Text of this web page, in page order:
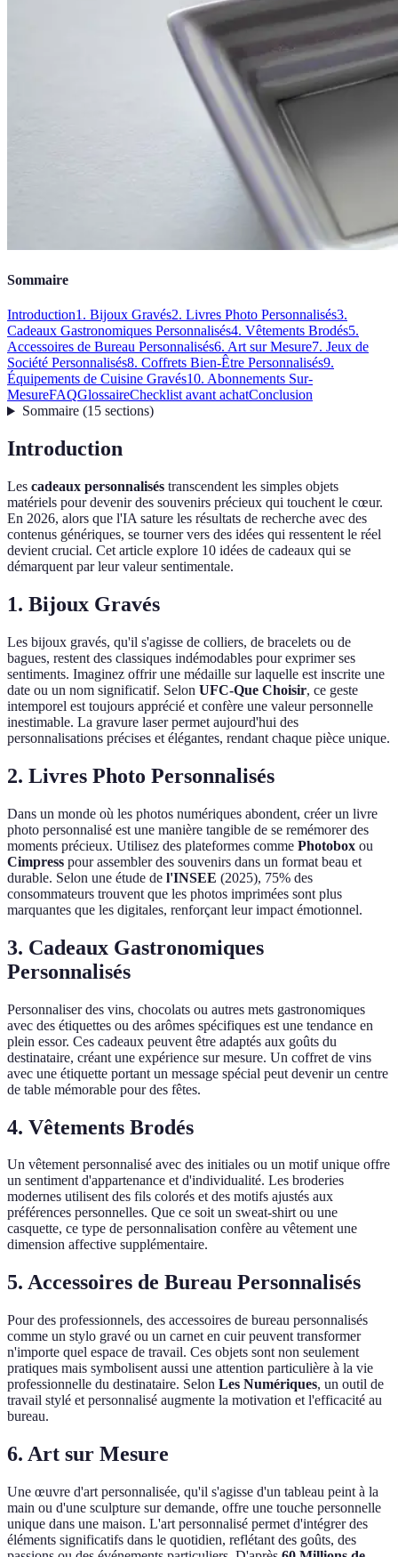
Sommaire
Introduction1. Bijoux Gravés2. Livres Photo Personnalisés3.
Cadeaux Gastronomiques Personnalisés4. Vêtements Brodés5.
Accessoires de Bureau Personnalisés6. Art sur Mesure7. Jeux de
Société Personnalisés8. Coffrets Bien-Être Personnalisés9.
Équipements de Cuisine Gravés10. Abonnements Sur-
MesureFAQGlossaireChecklist avant achatConclusion
Sommaire(15 sections)
Introduction
Les cadeaux personnalisés transcendent les simples objets
matériels pour devenir des souvenirs précieux qui touchent le cœur.
En 2026, alors que l'IA sature les résultats de recherche avec des
contenus génériques, se tourner vers des idées qui ressentent le réel
devient crucial. Cet article explore 10 idées de cadeaux qui se
démarquent par leur valeur sentimentale.
1. Bijoux Gravés
Les bijoux gravés, qu'il s'agisse de colliers, de bracelets ou de
bagues, restent des classiques indémodables pour exprimer ses
sentiments. Imaginez offrir une médaille sur laquelle est inscrite une
date ou un nom significatif. Selon UFC-Que Choisir, ce geste
intemporel est toujours apprécié et confère une valeur personnelle
inestimable. La gravure laser permet aujourd'hui des
personnalisations précises et élégantes, rendant chaque pièce unique.
2. Livres Photo Personnalisés
Dans un monde où les photos numériques abondent, créer un livre
photo personnalisé est une manière tangible de se remémorer des
moments précieux. Utilisez des plateformes comme Photobox ou
Cimpress pour assembler des souvenirs dans un format beau et
durable. Selon une étude de l'INSEE (2025), 75% des
consommateurs trouvent que les photos imprimées sont plus
marquantes que les digitales, renforçant leur impact émotionnel.
3. Cadeaux Gastronomiques
Personnalisés
Personnaliser des vins, chocolats ou autres mets gastronomiques
avec des étiquettes ou des arômes spécifiques est une tendance en
plein essor. Ces cadeaux peuvent être adaptés aux goûts du
destinataire, créant une expérience sur mesure. Un coffret de vins
avec une étiquette portant un message spécial peut devenir un centre
de table mémorable pour des fêtes.
4. Vêtements Brodés
Un vêtement personnalisé avec des initiales ou un motif unique offre
un sentiment d'appartenance et d'individualité. Les broderies
modernes utilisent des fils colorés et des motifs ajustés aux
préférences personnelles. Que ce soit un sweat-shirt ou une
casquette, ce type de personnalisation confère au vêtement une
dimension affective supplémentaire.
5. Accessoires de Bureau Personnalisés
Pour des professionnels, des accessoires de bureau personnalisés
comme un stylo gravé ou un carnet en cuir peuvent transformer
n'importe quel espace de travail. Ces objets sont non seulement
pratiques mais symbolisent aussi une attention particulière à la vie
professionnelle du destinataire. Selon Les Numériques, un outil de
travail stylé et personnalisé augmente la motivation et l'efficacité au
bureau.
6. Art sur Mesure
Une œuvre d'art personnalisée, qu'il s'agisse d'un tableau peint à la
main ou d'une sculpture sur demande, offre une touche personnelle
unique dans une maison. L'art personnalisé permet d'intégrer des
éléments significatifs dans le quotidien, reflétant des goûts, des